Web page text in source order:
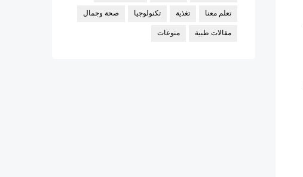
تعلم معنا تغذية تكنولوجيا صحة وجمال
مقالات طبية منوعات